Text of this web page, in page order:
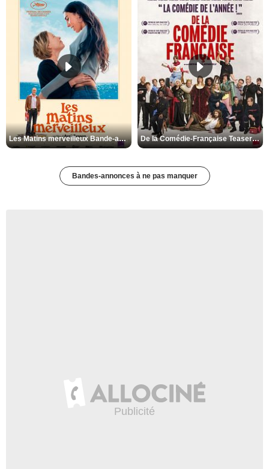
Les Matins merveilleux Bande-annonce VF De la Comédie-Française Teaser VF
Bandes-annonces à ne pas manquer